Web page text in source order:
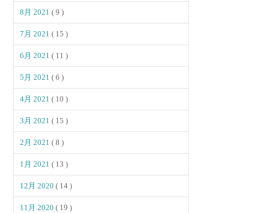
8月 2021( 9 )
7月 2021( 15 )
6月 2021( 11 )
5月 2021( 6 )
4月 2021( 10 )
3月 2021( 15 )
2月 2021( 8 )
1月 2021( 13 )
12月 2020( 14 )
11月 2020( 19 )